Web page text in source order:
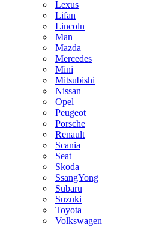
Lexus
Lifan
Lincoln
Man
Mazda
Mercedes
Mini
Mitsubishi
Nissan
Opel
Peugeot
Porsche
Renault
Scania
Seat
Skoda
SsangYong
Subaru
Suzuki
Toyota
Volkswagen